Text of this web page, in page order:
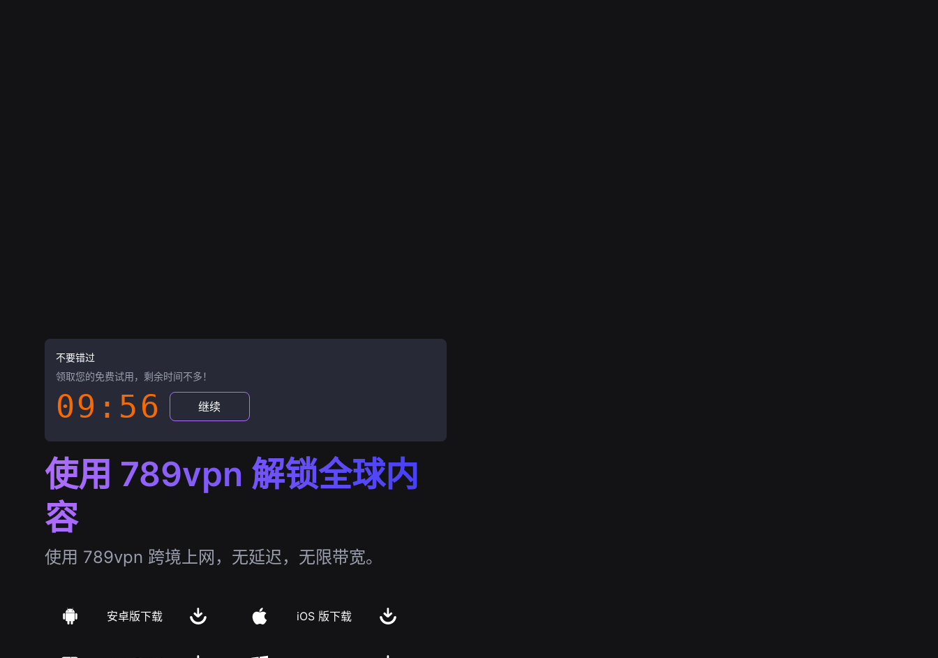
不要错过
领取您的免费试用，剩余时间不多！
09:55 继续
使用 789vpn 解锁全球内
容
使用 789vpn 跨境上网，无延迟，无限带宽。
安卓版下载 iOS 版下载